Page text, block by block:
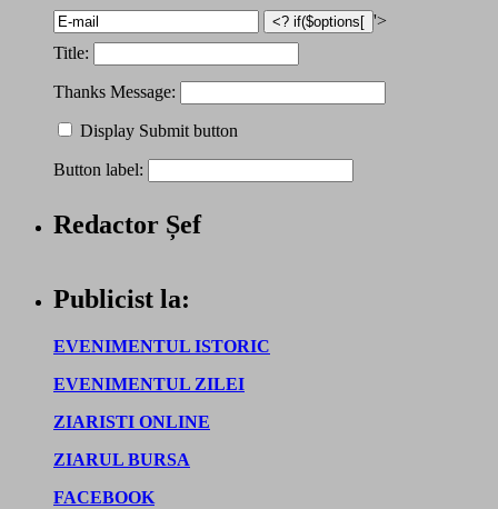
'>
Title:
Thanks Message:
Display Submit button
Button label:
Redactor Șef
Publicist la:
EVENIMENTUL ISTORIC
EVENIMENTUL ZILEI
ZIARISTI ONLINE
ZIARUL BURSA
FACEBOOK